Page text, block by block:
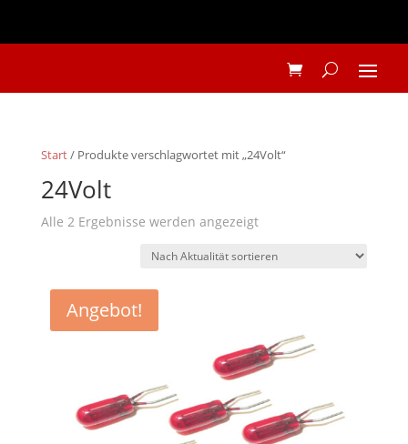
Start/ Produkte verschlagwortet mit „24Volt“
24Volt
Alle 2 Ergebnisse werden angezeigtNach
sortiert
Angebot!